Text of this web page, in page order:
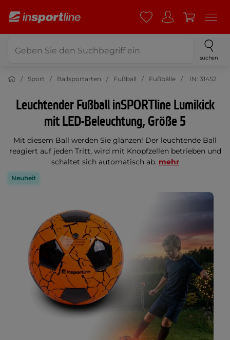
suchen
Sport Ballsportarten Fußball Fußbälle IN: 31452
Leuchtender Fußball inSPORTline Lumikick
mit LED-Beleuchtung, Größe 5
Mit diesem Ball werden Sie glänzen! Der leuchtende Ball
reagiert auf jeden Tritt, wird mit Knopfzellen betrieben und
schaltet sich automatisch ab. mehr
Neuheit